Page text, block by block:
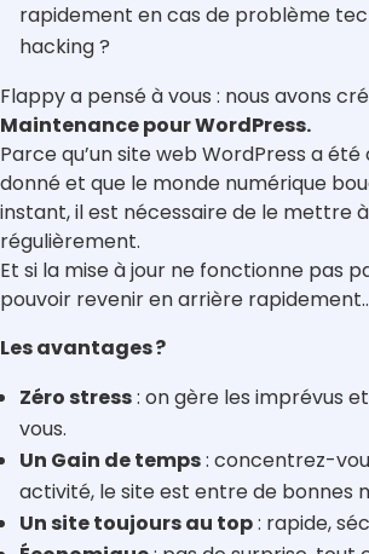
rapidement en cas de problème
hacking ?
Flappy a pensé à vous : nous avons
Maintenance pour WordPress.
Parce qu’un site web WordPress a
donné et que le monde numérique
instant, il est nécessaire de le mettre
régulièrement.
Et si la mise à jour ne fonctionne pas
pouvoir revenir en arrière rapidement..
Les avantages?
Zéro stress: on gère les imprévus
vous.
Un Gain de temps: concentrez-
activité, le site est entre de bonnes
Un site toujours au top: rapide,